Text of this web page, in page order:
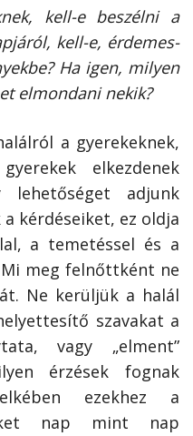
kell-e beszélni a
kell-e, érdemes-
Ha igen, milyen
elmondani nekik?
a gyerekeknek,
elkezdenek
lehetőséget adjunk
kérdéseiket, ez oldja
a temetéssel és a
meg felnőttként ne
Ne kerüljük a halál
szavakat a
vagy „elment”
érzések fognak
ezekhez a
nap mint nap